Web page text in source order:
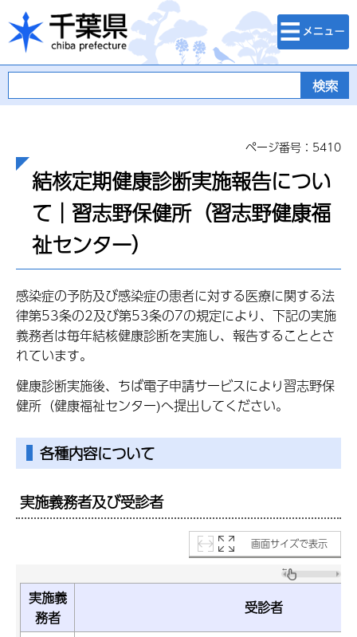
千葉県
検索・メニュ
ー
ページ番号：5410
結核定期健康診断実施報告につい
て｜習志野保健所（習志野健康福
祉センター）
感染症の予防及び感染症の患者に対する医療に関する法
律第53条の2及び第53条の7の規定により、下記の実施
義務者は毎年結核健康診断を実施し、報告することとさ
れています。
健康診断実施後、ちば電子申請サービスにより習志野保
健所（健康福祉センター)へ提出してください。
各種内容について
実施義務者及び受診者
画面サイズで表示
実施義
務者
受診者